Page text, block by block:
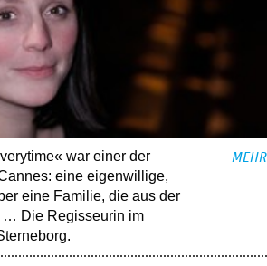
war einer der
eine eigenwillige,
eine ­Familie, die aus der
… Die Regisseurin im
MEHR